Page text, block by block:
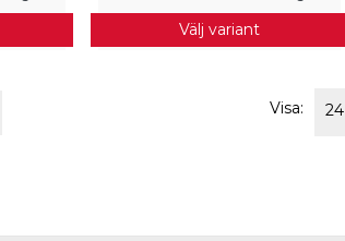
Välj variant
Visa: 24